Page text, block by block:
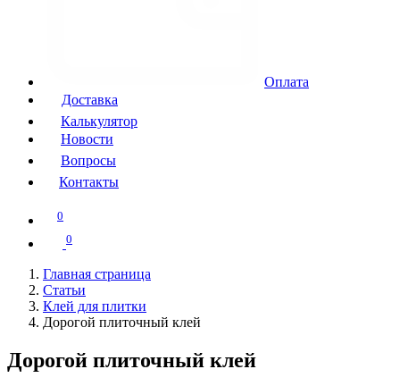
Оплата
Доставка
Калькулятор
Новости
Вопросы
Контакты
0
0
Главная страница
Статьи
Клей для плитки
Дорогой плиточный клей
Дорогой плиточный клей